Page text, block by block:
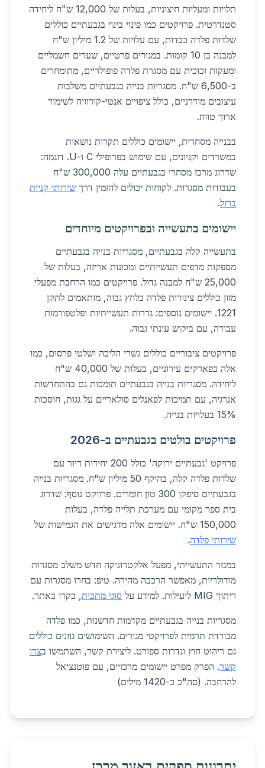
תלויות ומעליות חיצוניות, בעלות של 12,000 ש"ח ליחידה
סטנדרטית. פרויקטים כמו פינוי בינוי בגבעתיים כוללים
שלדות פלדה כבדות, עם עלויות של 1.2 מיליון ש"ח
למבנה בן 10 קומות. במגורים פרטיים, שערים חשמליים
ומעקות זכוכית עם מסגרת פלדה פופולריים, מתומחרים
ב-6,500 ש"ח. מסגריות בנייה בגבעתיים משלבות
עיצובים מודרניים, כולל ציפויים אנטי-קורוזיה לשימור
ארוך טווח.
בבנייה מסחרית, יישומים כוללים תקרות נושאות
במשרדים וקניונים, עם שימוש בפרופילי C ו-U. דוגמה:
שדרוג מרכז מסחרי בגבעתיים עלה 300,000 ש"ח
בעבודות מסגרות. לקוחות יכולים להזמין דרך שירותי קניית
ברזל.
יישומים בתעשייה ובפרויקטים מיוחדים
בתעשייה קלה בגבעתיים, מסגריות בנייה בגבעתיים
מספקות מדפים תעשייתיים ומכונות אריזה, בעלות של
25,000 ש"ח למבנה גדול. פרויקטים כמו הרחבת מפעלי
מזון כוללים צינורות פלדה בלחץ גבוה, מותאמים לתקן
1221. יישומים נוספים: גדרות תעשייתיות ופלטפורמות
עבודה, עם ביקוש עונתי גבוה.
פרויקטים ציבוריים כוללים גשרי הליכה ושלטי פרסום, כמו
אלה בפארקים עירוניים, בעלות של 40,000 ש"ח
ליחידה. מסגריות בנייה בגבעתיים תומכות גם בהתחדשות
אנרגיה, עם תמיכות לפאנלים סולאריים על גגות, חוסכות
15% בעלויות בנייה.
פרויקטים בולטים בגבעתיים ב-2026
פרויקט 'גבעתיים ירוקה' כולל 200 יחידות דיור עם
שלדות פלדה קלה, בהיקף 50 מיליון ש"ח. מסגריות בנייה
בגבעתיים סיפקו 300 טון חומרים. פרויקט נוסף: שדרוג
בית ספר מקומי עם מערכת תלייה פלדה, בעלות
150,000 ש"ח. יישומים אלה מדגישים את הגמישות של
שירותי פלדה.
במגזר התעשייתי, מפעל אלקטרוניקה חדש משלב מסגרות
מודולריות, מאפשר הרכבה מהירה. טיפ: בחרו מסגרות עם
ריתוך MIG ליעילות. למידע על
סוגי מתכות, בקרו באתר.
מסגריות בנייה בגבעתיים מקדמות חדשנות, כמו פלדה
מבודדת תרמית לפרויקטי מגורים. השימושים גוונים כוללים
גם ריהוט חוץ וגדרות ספורט. ליצירת קשר, השתמשו בצרו
קשר. הפרק מפרט יישומים מרכזיים, עם פוטנציאל
להרחבה. (סה"כ כ-1420 מילים)